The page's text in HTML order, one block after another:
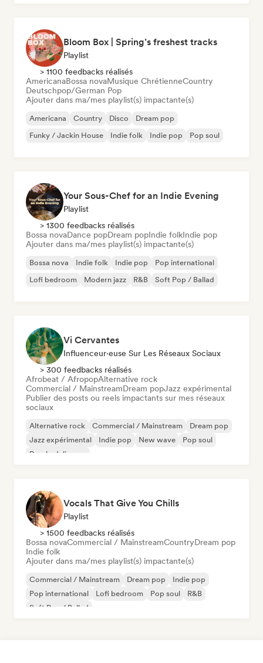
Bloom Box | Spring’s freshest tracks
Playlist
> 1100 feedbacks réalisés
AmericanaBossa novaMusique ChrétienneCountry
Deutschpop/German Pop
Ajouter dans ma/mes playlist(s) impactante(s)
Americana Country Disco
Dream pop
Funky / Jackin House
Indie folk Indie pop Pop soul
Your Sous-Chef for an Indie Evening
Playlist
> 1300 feedbacks réalisés
Bossa novaDance popDream popIndie folkIndie pop
Ajouter dans ma/mes playlist(s) impactante(s)
Bossa nova Indie folk Indie pop
Pop international
Lofi bedroom
Modern jazz R&B Soft Pop / Ballad
Vi Cervantes
Influenceur·euse Sur Les Réseaux Sociaux
> 300 feedbacks réalisés
Afrobeat / AfropopAlternative rock
Commercial / MainstreamDream popJazz expérimental
Publier des posts ou reels impactants sur mes réseaux
sociaux
Alternative rock Commercial / Mainstream
Dream pop
Jazz expérimental
Indie pop New wave
Pop soul
Psychedelic pop
Vocals That Give You Chills
Playlist
> 1500 feedbacks réalisés
Bossa novaCommercial / MainstreamCountryDream pop
Indie folk
Ajouter dans ma/mes playlist(s) impactante(s)
Commercial / Mainstream Dream pop
Indie pop
Pop international
Lofi bedroom Pop soul
R&B
Soft Pop / Ballad